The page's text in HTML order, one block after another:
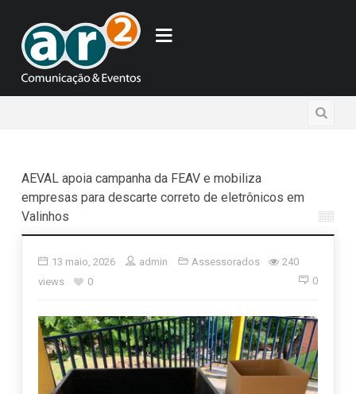
AEVAL apoia campanha da FEAV e mobiliza
empresas para descarte correto de eletrônicos em
Valinhos
13 maio, 2026 admin Assessorados
240
views
0 0